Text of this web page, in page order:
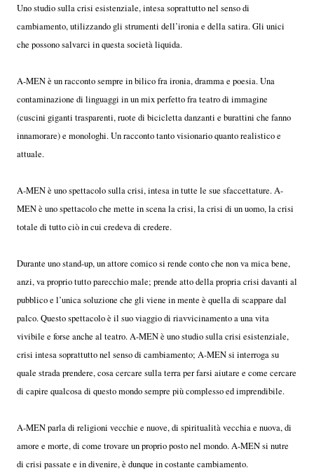
Uno studio sulla crisi esistenziale, intesa soprattutto nel senso di
cambiamento, utilizzando gli strumenti dell’ironia e della satira. Gli unici
che possono salvarci in questa società liquida.
A-MEN è un racconto sempre in bilico fra ironia, dramma e poesia. Una
contaminazione di linguaggi in un mix perfetto fra teatro di immagine
(cuscini giganti trasparenti, ruote di bicicletta danzanti e burattini che fanno
innamorare) e monologhi. Un racconto tanto visionario quanto realistico e
attuale.
A-MEN è uno spettacolo sulla crisi, intesa in tutte le sue sfaccettature. A-
MEN è uno spettacolo che mette in scena la crisi, la crisi di un uomo, la crisi
totale di tutto ciò in cui credeva di credere.
Durante uno stand-up, un attore comico si rende conto che non va mica bene,
anzi, va proprio tutto parecchio male; prende atto della propria crisi davanti al
pubblico e l’unica soluzione che gli viene in mente è quella di scappare dal
palco. Questo spettacolo è il suo viaggio di riavvicinamento a una vita
vivibile e forse anche al teatro. A-MEN è uno studio sulla crisi esistenziale,
crisi intesa soprattutto nel senso di cambiamento; A-MEN si interroga su
quale strada prendere, cosa cercare sulla terra per farsi aiutare e come cercare
di capire qualcosa di questo mondo sempre più complesso ed imprendibile.
A-MEN parla di religioni vecchie e nuove, di spiritualità vecchia e nuova, di
amore e morte, di come trovare un proprio posto nel mondo. A-MEN si nutre
di crisi passate e in divenire, è dunque in costante cambiamento.